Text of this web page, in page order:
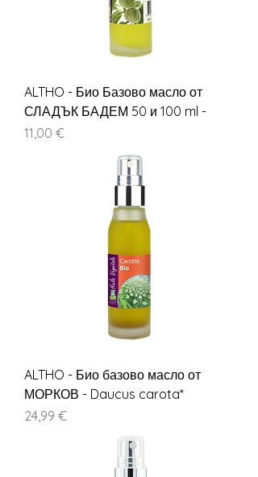
ALTHO - Био Базово масло от
СЛАДЪК БАДЕМ 50 и 100 ml -
Цена
11,00 €
ALTHO - Био базово масло от
МОРКОВ - Daucus carota*
Цена
24,99 €